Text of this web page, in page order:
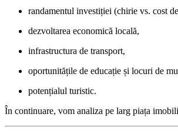
randamentul investiției (chirie vs. cost
dezvoltarea economică locală,
infrastructura de transport,
oportunitățile de educație și locuri de
potențialul turistic.
În continuare, vom analiza pe larg piața